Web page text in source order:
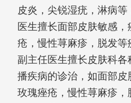
皮炎，尖锐湿疣，淋病
医生擅长面部皮肤敏感，
疮，慢性荨麻疹，脱发等
副主任医生擅长皮肤科各
播疾病的诊治，如面部皮
玫瑰痤疮，慢性荨麻疹，